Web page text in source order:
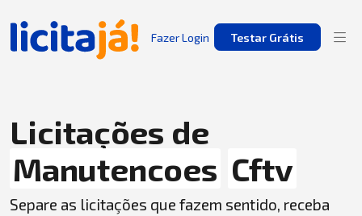
Fazer Login Testar Grátis
Licitações de
Manutencoes Cftv
Separe as licitações que fazem sentido, receba